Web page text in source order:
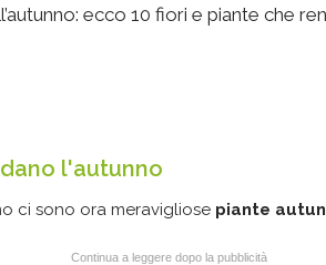
ecco 10 fiori e piante che
l'autunno
ci sono ora meravigliose piante
Continua a leggere dopo la pubblicità